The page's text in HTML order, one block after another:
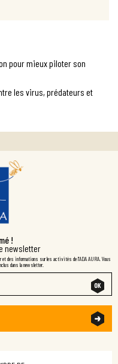
pour mieux piloter son
les virus, prédateurs et
!
newsletter
et des informations sur les activités de l'ADA AURA. Vous
dans la newsletter.